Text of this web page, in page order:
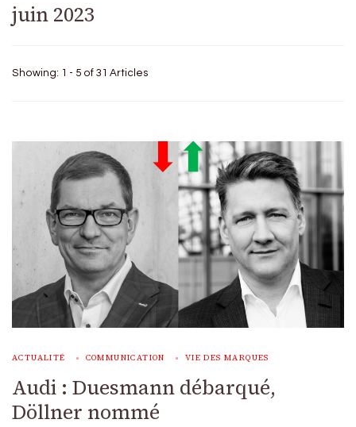
juin 2023
Showing: 1 - 5 of 31 Articles
ACTUALITÉ COMMUNICATION VIE DES MARQUES
Audi : Duesmann débarqué,
Döllner nommé